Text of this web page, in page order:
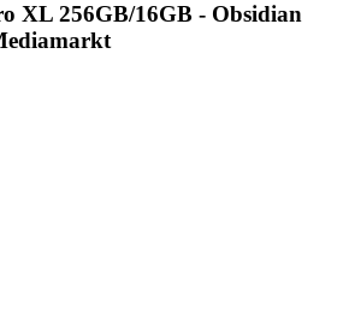
XL 256GB/16GB - Obsidian